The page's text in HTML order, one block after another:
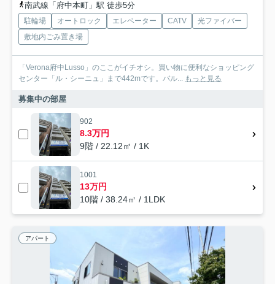
南武線「府中本町」駅 徒歩5分
駐輪場 オートロック エレベーター CATV
光ファイバー
敷地内ごみ置き場
「Verona府中Lusso」のここがイチオシ。買い物に便利なショッピング
センター「ル・シーニュ」まで442mです。バル... もっと見る
募集中の部屋
902
8.3万円
9階 / 22.12㎡ / 1K
1001
13万円
10階 / 38.24㎡ / 1LDK
アパート